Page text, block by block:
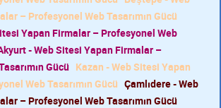
– Profesyonel Web Tasarımın Gücü
Yapan Firmalar – Profesyonel Web
- Web Sitesi Yapan Firmalar –
Gücü Kazan - Web Sitesi Yapan
Web Tasarımın Gücü Çamlıdere - Web
– Profesyonel Web Tasarımın Gücü